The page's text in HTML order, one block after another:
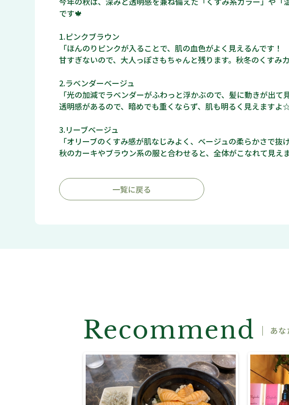
です🍁
1.ピンクブラウン
「ほんのりピンクが入ることで、肌の血色がよく見えるんです！
甘すぎないので、大人っぽさもちゃんと残ります。秋冬のくすみ
2.ラベンダーベージュ
「光の加減でラベンダーがふわっと浮かぶので、髪に動きが出て
透明感があるので、暗めでも重くならず、肌も明るく見えますよ☆
3.リーブベージュ
「オリーブのくすみ感が肌なじみよく、ベージュの柔らかさで抜
秋のカーキやブラウン系の服と合わせると、全体がこなれて見え
一覧に戻る
Recommend あ